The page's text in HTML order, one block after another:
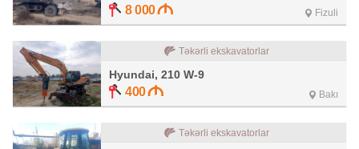
8 000 Fizuli
Təkərli ekskavatorlar
Hyundai, 210 W-9
400 Bakı
Təkərli ekskavatorlar